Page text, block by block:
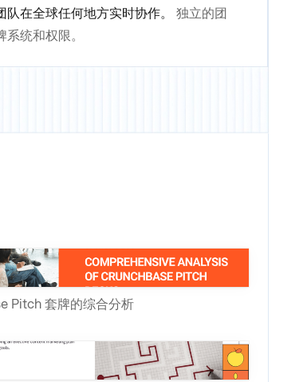
队在全球任何地方实时协作。
独立的团
系统和权限。
Pitch 套牌的综合分析